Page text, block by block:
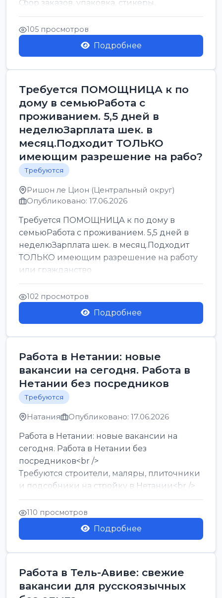
Сбор заказов, упаковка, стикеры,
сортировка Воскре...
105 просмотров
Подробнее
Требуется ПОМОЩНИЦА к по
дому в семьюРабота с
проживанием. 5,5 дней в
неделюЗарплата шек. в
месяц.Подходит ТОЛЬКО
имеющим разрешение на рабо?
Требуются
Ришон ле Цион (Центральный округ)
Опубликовано: 17.06.2026
Требуется ПОМОЩНИЦА к по дому в
семьюРабота с проживанием. 5,5 дней в
неделюЗарплата шек. в месяц.Подходит
ТОЛЬКО имеющим разрешение на работу
или гражданство
102 просмотров
Подробнее
Работа в Нетании: новые
вакансии на сегодня. Работа в
Нетании без посредников
Требуются
Натания Опубликовано: 17.06.2026
Работа в Нетании: новые вакансии на
сегодня. Работа в Нетании без
посредников<br />
Требуются строители, маляры, плиточники
и подсобники на стройку в Нетании<br />
Срочно требуются горничные, уборщи...
110 просмотров
Подробнее
Работа в Тель-Авиве: свежие
вакансии для русскоязычных